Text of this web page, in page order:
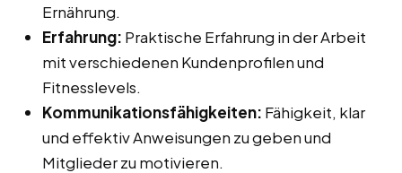
Ernährung.
Erfahrung: Praktische Erfahrung in der Arbeit
mit verschiedenen Kundenprofilen und
Fitnesslevels.
Kommunikationsfähigkeiten: Fähigkeit, klar
und effektiv Anweisungen zu geben und
Mitglieder zu motivieren.